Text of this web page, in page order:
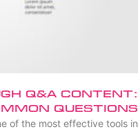
Q&A Content:
Questions
of the most effective tools in